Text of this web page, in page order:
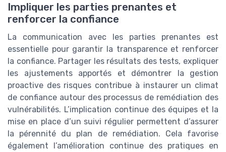
Impliquer les parties prenantes et
renforcer la confiance
La communication avec les parties prenantes est
essentielle pour garantir la transparence et renforcer
la confiance. Partager les résultats des tests, expliquer
les ajustements apportés et démontrer la gestion
proactive des risques contribue à instaurer un climat
de confiance autour des processus de remédiation des
vulnérabilités. L’implication continue des équipes et la
mise en place d’un suivi régulier permettent d’assurer
la pérennité du plan de remédiation. Cela favorise
également l’amélioration continue des pratiques en